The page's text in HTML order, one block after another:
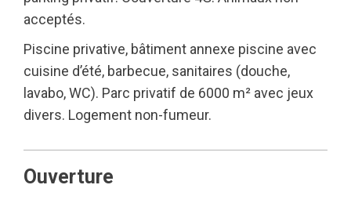
acceptés.
Piscine privative, bâtiment annexe piscine avec
cuisine d’été, barbecue, sanitaires (douche,
lavabo, WC). Parc privatif de 6000 m² avec jeux
divers. Logement non-fumeur.
Ouverture